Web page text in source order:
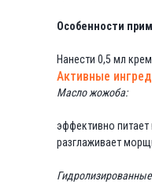
Особенности
Нанести 0,5 мл
Активные
Масло жожоба:
эффективно питает
разглаживает